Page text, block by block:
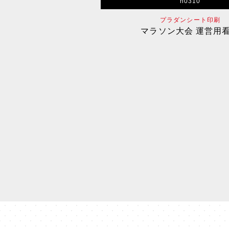
プラダンシート印刷
マラソン大会 運営用